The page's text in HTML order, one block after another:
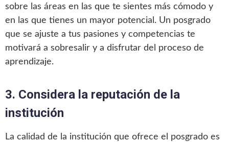
sobre las áreas en las que te sientes más cómodo y
en las que tienes un mayor potencial. Un posgrado
que se ajuste a tus pasiones y competencias te
motivará a sobresalir y a disfrutar del proceso de
aprendizaje.
3. Considera la reputación de la
institución
La calidad de la institución que ofrece el posgrado es